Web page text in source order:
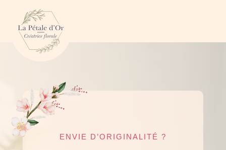
ENVIE D’ORIGINALITÉ ?